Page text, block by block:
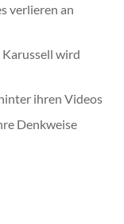
verlieren an
wird
ihren Videos
Denkweise